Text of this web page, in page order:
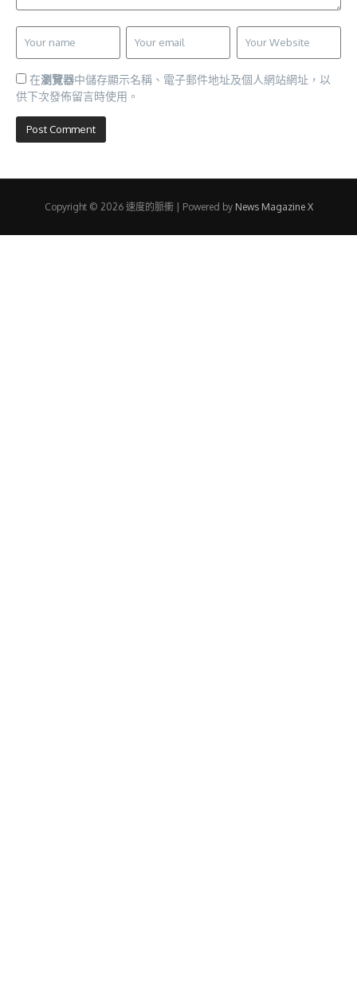
在瀏覽器中儲存顯示名稱、電子郵件地址及個人網站網址，以
供下次發佈留言時使用。
Copyright © 2026 速度的脈衝 | Powered by News Magazine X